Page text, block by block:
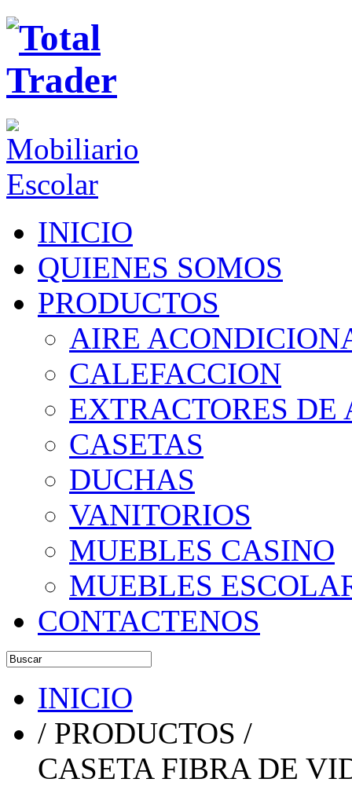
INICIO
QUIENES SOMOS
PRODUCTOS
AIRE
CALEFACCION
EXTRACTORES DE
CASETAS
DUCHAS
VANITORIOS
MUEBLES CASINO
MUEBLES
CONTACTENOS
INICIO
/ PRODUCTOS /
CASETA FIBRA DE